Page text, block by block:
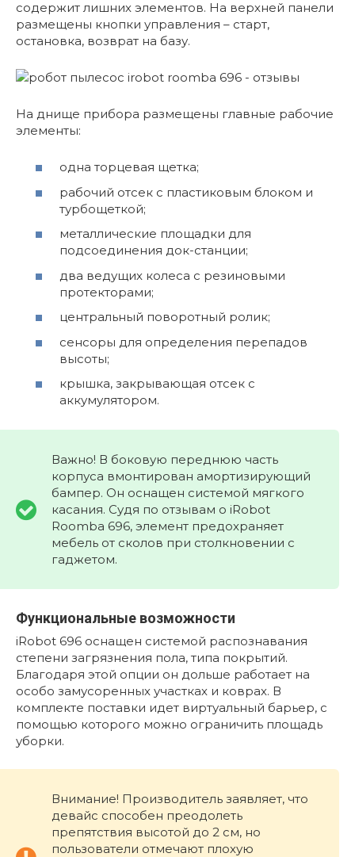
содержит лишних элементов. На верхней панели
размещены кнопки управления – старт,
остановка, возврат на базу.
На днище прибора размещены главные рабочие
элементы:
одна торцевая щетка;
рабочий отсек с пластиковым блоком и
турбощеткой;
металлические площадки для
подсоединения док-станции;
два ведущих колеса с резиновыми
протекторами;
центральный поворотный ролик;
сенсоры для определения перепадов
высоты;
крышка, закрывающая отсек с
аккумулятором.
Важно! В боковую переднюю часть
корпуса вмонтирован амортизирующий
бампер. Он оснащен системой мягкого
касания. Судя по отзывам о iRobot
Roomba 696, элемент предохраняет
мебель от сколов при столкновении с
гаджетом.
Функциональные возможности
iRobot 696 оснащен системой распознавания
степени загрязнения пола, типа покрытий.
Благодаря этой опции он дольше работает на
особо замусоренных участках и коврах. В
комплекте поставки идет виртуальный барьер, с
помощью которого можно ограничить площадь
уборки.
Внимание! Производитель заявляет, что
девайс способен преодолеть
препятствия высотой до 2 см, но
пользователи отмечают плохую